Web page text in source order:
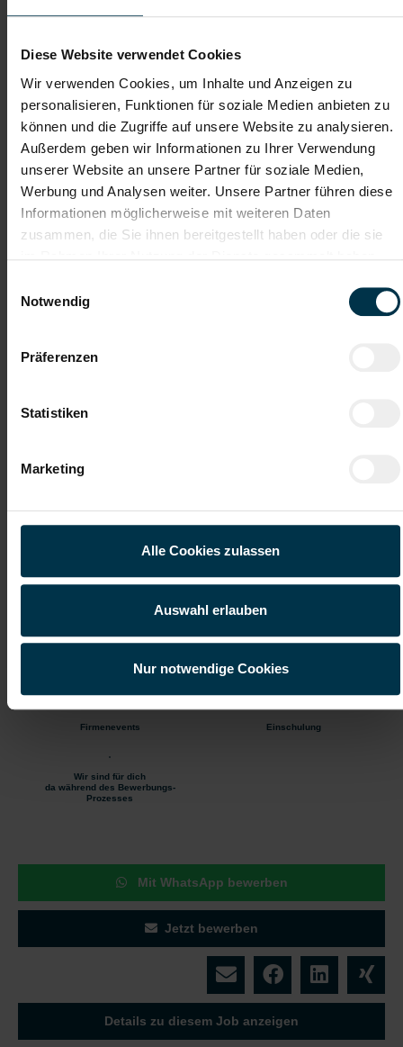
Diese Website verwendet Cookies
Wir verwenden Cookies, um Inhalte und Anzeigen zu
personalisieren, Funktionen für soziale Medien anbieten zu
können und die Zugriffe auf unsere Website zu analysieren.
Außerdem geben wir Informationen zu Ihrer Verwendung
unserer Website an unsere Partner für soziale Medien,
Werbung und Analysen weiter. Unsere Partner führen diese
Informationen möglicherweise mit weiteren Daten
zusammen, die Sie ihnen bereitgestellt haben oder die sie
Notwendig
Präferenzen
Statistiken
Marketing
Alle Cookies zulassen
Auswahl erlauben
Nur notwendige Cookies
Jetzt bewerben
Details zu diesem Job anzeigen
ab EUR 2.326,86
Sonstige Branche
Produktion: Zusammenbau von Bauteilen (z. B. Lampen,
Kabel, Stecksysteme)
Einhaltung von Qualitäts- und Sicherheitsvorschriften
Firmenevents Einschulung
Wir sind für dich
da während des Bewerbungs-
Prozesses
Mit WhatsApp bewerben
Jetzt bewerben
Details zu diesem Job anzeigen